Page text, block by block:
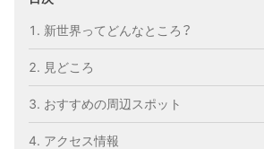
新世界ってどんなところ？
見どころ
おすすめの周辺スポット
アクセス情報